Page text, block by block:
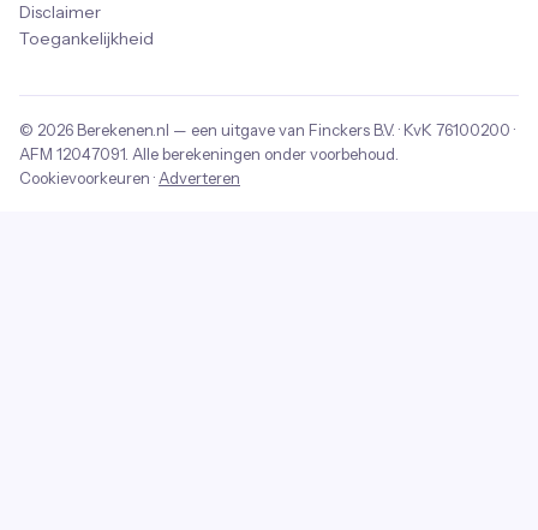
Disclaimer
Toegankelijkheid
© 2026 Berekenen.nl — een uitgave van Finckers B.V. · KvK 76100200 ·
AFM 12047091 . Alle berekeningen onder voorbehoud.
Cookievoorkeuren · Adverteren